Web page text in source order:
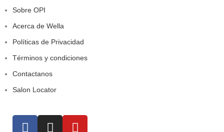
Sobre OPI
Acerca de Wella
Políticas de Privacidad
Términos y condiciones
Contactanos
Salon Locator